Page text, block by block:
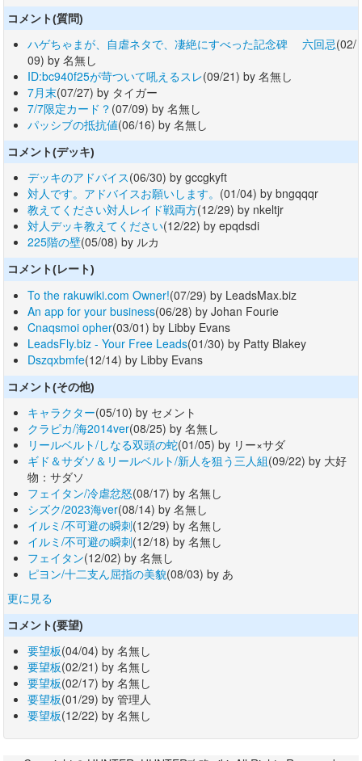
コメント(質問)
ハゲちゃまが、自虐ネタで、凄絶にすべった記念碑 六回忌(02/
09) by 名無し
ID:bc940f25が苛ついて吼えるスレ(09/21) by 名無し
7月末(07/27) by タイガー
7/7限定カード？ (07/09) by 名無し
パッシブの抵抗値(06/16) by 名無し
コメント(デッキ)
デッキのアドバイス(06/30) by gccgkyft
対人です。アドバイスお願いします。 (01/04) by bngqqqr
教えてください対人レイド戦両方(12/29) by nkeltjr
対人デッキ教えてください(12/22) by epqdsdi
225階の壁(05/08) by ルカ
コメント(レート)
To the rakuwiki.com Owner!(07/29) by LeadsMax.biz
An app for your business(06/28) by Johan Fourie
Cnaqsmoi opher(03/01) by Libby Evans
LeadsFly.biz - Your Free Leads(01/30) by Patty Blakey
Dszqxbmfe(12/14) by Libby Evans
コメント(その他)
キャラクター(05/10) by セメント
クラピカ/海2014ver(08/25) by 名無し
リールベルト/しなる双頭の蛇(01/05) by リー×サダ
ギド＆サダソ＆リールベルト/新人を狙う三人組(09/22) by 大好
物：サダソ
フェイタン/冷虐忿怒(08/17) by 名無し
シズク/2023海ver(08/14) by 名無し
イルミ/不可避の瞬刺(12/29) by 名無し
イルミ/不可避の瞬刺(12/18) by 名無し
フェイタン(12/02) by 名無し
ピヨン/十二支ん屈指の美貌(08/03) by あ
更に見る
コメント(要望)
要望板(04/04) by 名無し
要望板(02/21) by 名無し
要望板(02/17) by 名無し
要望板(01/29) by 管理人
要望板(12/22) by 名無し